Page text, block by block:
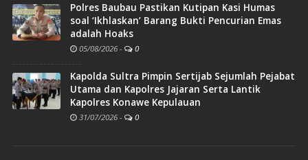
Polres Baubau Pastikan Kutipan Kasi Humas
soal ‘Ikhlaskan’ Barang Bukti Pencurian Emas
adalah Hoaks
05/08/2026 - 0
Kapolda Sultra Pimpin Sertijab Sejumlah Pejabat
Utama dan Kapolres Jajaran Serta Lantik
Kapolres Konawe Kepulauan
31/07/2026 - 0